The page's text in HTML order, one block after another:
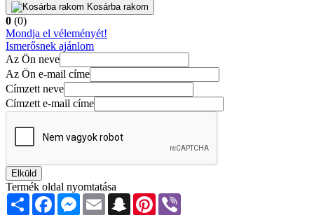
Kosárba rakom
0 (0)
Mondja el véleményét!
Ismerősnek ajánlom
Az Ön neve
Az Ön e-mail címe
Címzett neve
Címzett e-mail címe
Elküld
Termék oldal nyomtatása
Share FacebookMessenger
Email SnapchatPinterest